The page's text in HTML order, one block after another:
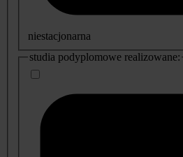
niestacjonarna
studia podyplomowe realizowane: